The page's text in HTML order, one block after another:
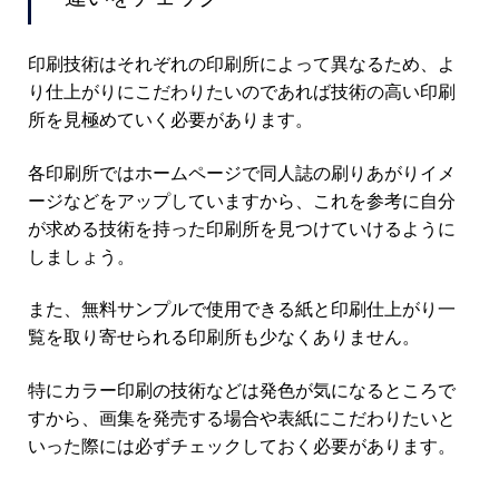
印刷技術はそれぞれの印刷所によって異なるため、よ
り仕上がりにこだわりたいのであれば技術の高い印刷
所を見極めていく必要があります。
各印刷所ではホームページで同人誌の刷りあがりイメ
ージなどをアップしていますから、これを参考に自分
が求める技術を持った印刷所を見つけていけるように
しましょう。
また、無料サンプルで使用できる紙と印刷仕上がり一
覧を取り寄せられる印刷所も少なくありません。
特にカラー印刷の技術などは発色が気になるところで
すから、画集を発売する場合や表紙にこだわりたいと
いった際には必ずチェックしておく必要があります。